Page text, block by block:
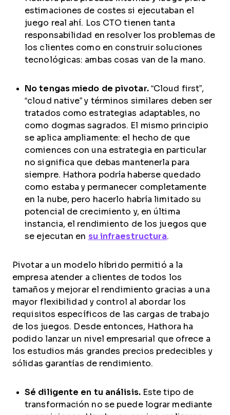
estimaciones de costes si ejecutaban el
juego real ahí. Los CTO tienen tanta
responsabilidad en resolver los problemas de
los clientes como en construir soluciones
tecnológicas: ambas cosas van de la mano.
No tengas miedo de pivotar.“Cloud first”,
“cloud native” y términos similares deben ser
tratados como estrategias adaptables, no
como dogmas sagrados. El mismo principio
se aplica ampliamente: el hecho de que
comiences con una estrategia en particular
no significa que debas mantenerla para
siempre. Hathora podría haberse quedado
como estaba y permanecer completamente
en la nube, pero hacerlo habría limitado su
potencial de crecimiento y, en última
instancia, el rendimiento de los juegos que
se ejecutan en su infraestructura.
Pivotar a un modelo híbrido permitió a la
empresa atender a clientes de todos los
tamaños y mejorar el rendimiento gracias a una
mayor flexibilidad y control al abordar los
requisitos específicos de las cargas de trabajo
de los juegos. Desde entonces, Hathora ha
podido lanzar un nivel empresarial que ofrece a
los estudios más grandes precios predecibles y
sólidas garantías de rendimiento.
Sé diligente en tu análisis.Este tipo de
transformación no se puede lograr mediante